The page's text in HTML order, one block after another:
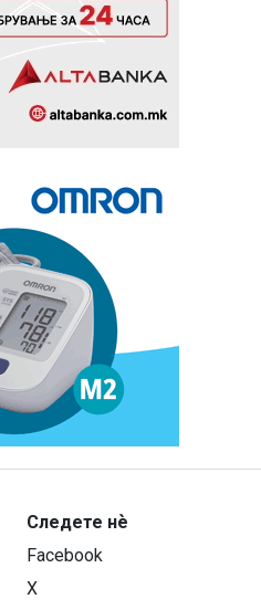
Следете нѐ
Facebook
X